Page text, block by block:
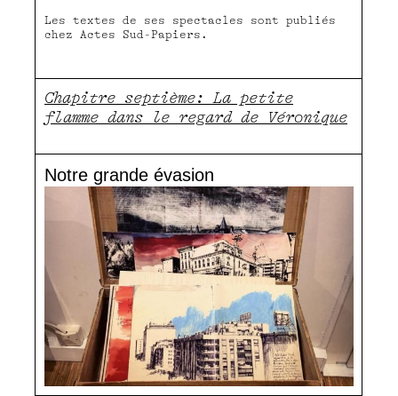
Les textes de ses spectacles sont publiés
chez Actes Sud-Papiers.
Chapitre septième: La petite
flamme dans le regard de Véronique
Notre grande évasion